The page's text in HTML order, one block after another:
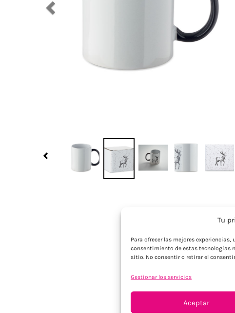
Tu
Para ofrecer las mejores
consentimiento de estas tecnologías
sitio. No consentir o retirar el
Gestionar los servicios
Aceptar